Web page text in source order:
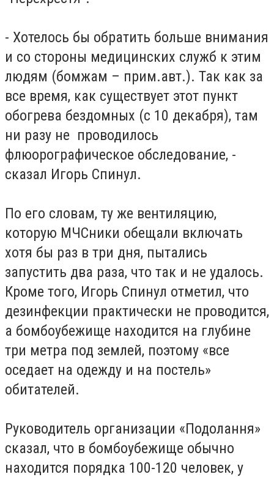
- Хотелось бы обратить больше внимания
и со стороны медицинских служб к этим
людям (бомжам – прим.авт.). Так как за
все время, как существует этот пункт
обогрева бездомных (с 10 декабря), там
ни разу не проводилось
флюорографическое обследование, -
сказал Игорь Спинул.
По его словам, ту же вентиляцию,
которую МЧСники обещали включать
хотя бы раз в три дня, пытались
запустить два раза, что так и не удалось.
Кроме того, Игорь Спинул отметил, что
дезинфекции практически не проводится,
а бомбоубежище находится на глубине
три метра под землей, поэтому «все
оседает на одежду и на постель»
обитателей.
Руководитель организации «Подолання»
сказал, что в бомбоубежище обычно
находится порядка 100-120 человек, у